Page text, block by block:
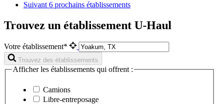
Suivant 6 prochains établissements
Trouvez un établissement U-Haul
Votre établissement*
Trouvez des établissements
Afficher les établissements qui offrent :
Camions
Libre-entreposage